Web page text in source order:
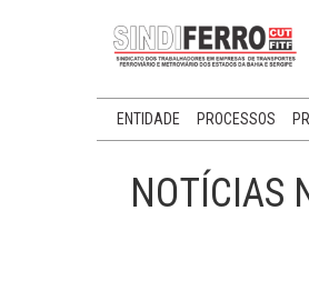
ENTIDADE PROCESSOS
NOTÍCIAS